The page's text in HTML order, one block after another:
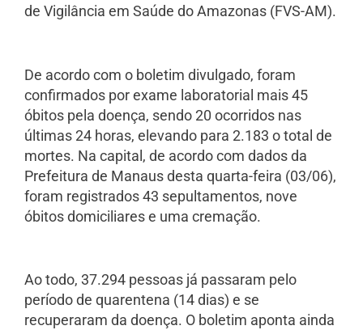
de Vigilância em Saúde do Amazonas (FVS-AM).
De acordo com o boletim divulgado, foram
confirmados por exame laboratorial mais 45
óbitos pela doença, sendo 20 ocorridos nas
últimas 24 horas, elevando para 2.183 o total de
mortes. Na capital, de acordo com dados da
Prefeitura de Manaus desta quarta-feira (03/06),
foram registrados 43 sepultamentos, nove
óbitos domiciliares e uma cremação.
Ao todo, 37.294 pessoas já passaram pelo
período de quarentena (14 dias) e se
recuperaram da doença. O boletim aponta ainda